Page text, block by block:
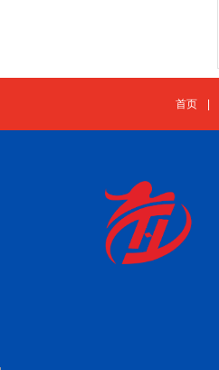
首页